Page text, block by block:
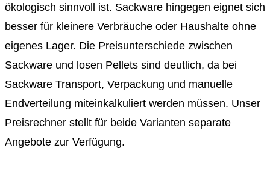
ökologisch sinnvoll ist. Sackware hingegen eignet sich
besser für kleinere Verbräuche oder Haushalte ohne
eigenes Lager. Die Preisunterschiede zwischen
Sackware und losen Pellets sind deutlich, da bei
Sackware Transport, Verpackung und manuelle
Endverteilung miteinkalkuliert werden müssen. Unser
Preisrechner stellt für beide Varianten separate
Angebote zur Verfügung.